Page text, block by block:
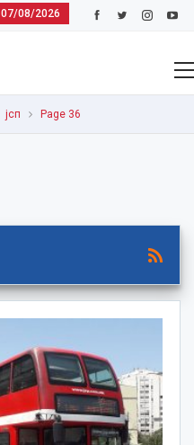
07/08/2026
јсп Page 36